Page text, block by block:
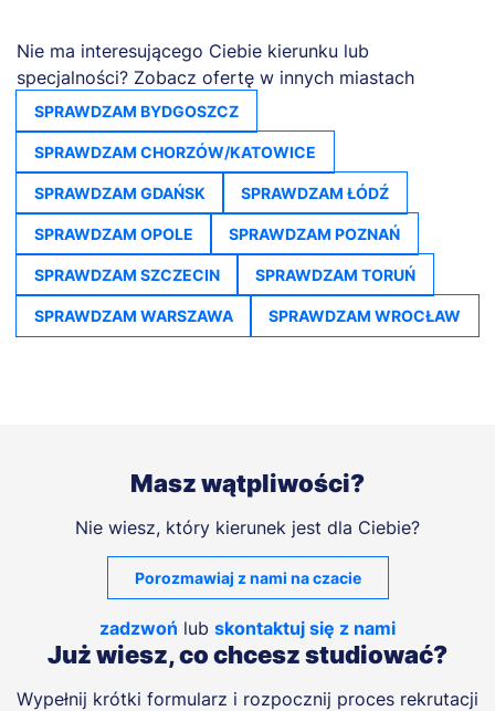
Nie ma interesującego Ciebie kierunku lub
specjalności? Zobacz ofertę w innych miastach
SPRAWDZAM BYDGOSZCZ
SPRAWDZAM CHORZÓW/KATOWICE
SPRAWDZAM GDAŃSK SPRAWDZAM ŁÓDŹ
SPRAWDZAM OPOLE SPRAWDZAM POZNAŃ
SPRAWDZAM SZCZECIN SPRAWDZAM TORUŃ
SPRAWDZAM WARSZAWA SPRAWDZAM WROCŁAW
Masz wątpliwości?
Nie wiesz, który kierunek jest dla Ciebie?
Porozmawiaj z nami na czacie
zadzwoń lub skontaktuj się z nami
Już wiesz, co chcesz studiować?
Wypełnij krótki formularz i rozpocznij proces rekrutacji